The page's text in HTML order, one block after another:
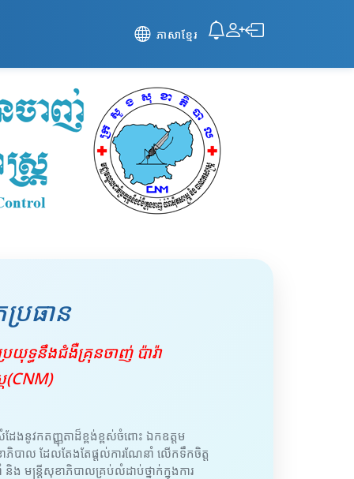
ភាសាខ្មែរ
រធាន
យុទ្ធនឹងជំងឺគ្រុនចាញ់ ប៉ារ៉ា
ងនូវកតញ្ញុតាដ៏ខ្ពង់ខ្ពស់ចំពោះ ឯកឧត្តម
ខាភិបាល ដែលតែងតែផ្តល់ការណែនាំ លើកទឹកចិត្ត
ង មន្ត្រីសុខាភិបាលគ្រប់លំដាប់ថ្នាក់ក្នុងការ